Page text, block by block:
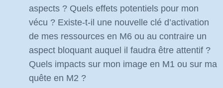
aspects ? Quels effets potentiels pour mon
vécu ? Existe-t-il une nouvelle clé d’activation
de mes ressources en M6 ou au contraire un
aspect bloquant auquel il faudra être attentif ?
Quels impacts sur mon image en M1 ou sur ma
quête en M2 ?